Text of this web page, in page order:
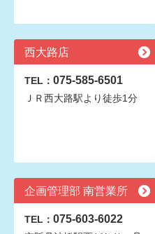
西大路店
TEL： 075-585-6501
ＪＲ西大路駅より徒歩1分
企画管理部 南営業所
TEL： 075-603-6022